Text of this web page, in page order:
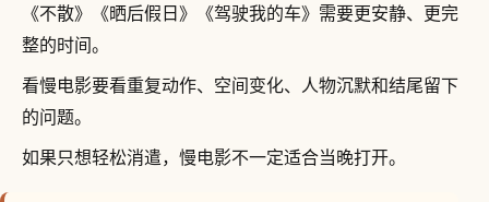
《不散》《晒后假日》《驾驶我的车》需要更安静、更完
整的时间。
看慢电影要看重复动作、空间变化、人物沉默和结尾留下
的问题。
如果只想轻松消遣，慢电影不一定适合当晚打开。